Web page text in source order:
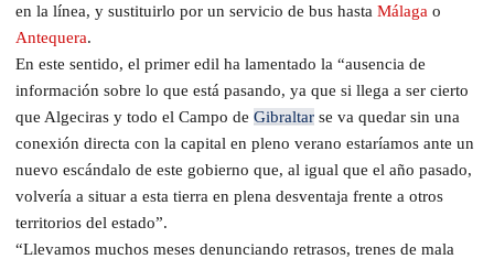
en la línea, y sustituirlo por un servicio de bus hasta Málaga o
Antequera.
En este sentido, el primer edil ha lamentado la “ausencia de
información sobre lo que está pasando, ya que si llega a ser cierto
que Algeciras y todo el Campo de Gibraltar se va quedar sin una
conexión directa con la capital en pleno verano estaríamos ante un
nuevo escándalo de este gobierno que, al igual que el año pasado,
volvería a situar a esta tierra en plena desventaja frente a otros
territorios del estado”.
“Llevamos muchos meses denunciando retrasos, trenes de mala